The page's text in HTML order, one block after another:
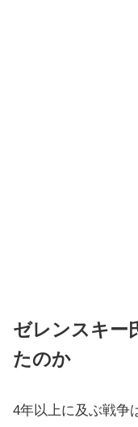
ゼレンスキー
たのか
4年以上に及ぶ戦争